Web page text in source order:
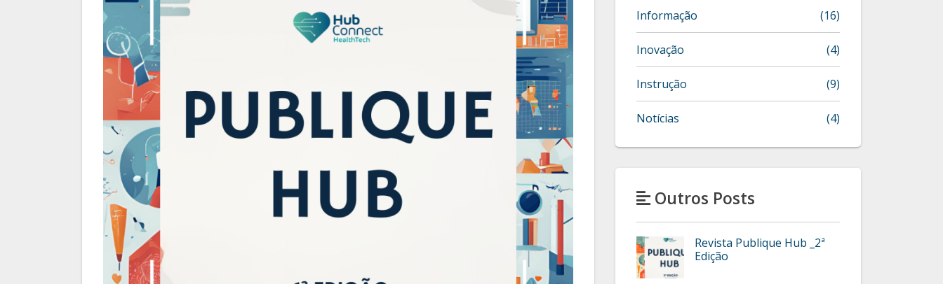
Informação (16)
Inovação (4)
Instrução (9)
Notícias (4)
Outros Posts
Revista Publique Hub _2ª
Edição